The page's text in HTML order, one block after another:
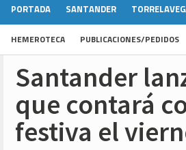
PORTADA SANTANDER
HEMEROTECA PUBLICACIONES/PEDIDOS
Santander
que contará
festiva el